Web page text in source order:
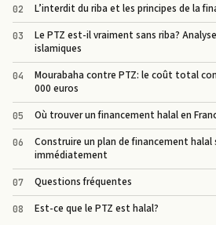
L’interdit du riba et les principes de la
Le PTZ est-il vraiment sans riba?
islamiques
Mourabaha contre PTZ: le coût total
000 euros
Où trouver un financement halal en
Construire un plan de financement halal
immédiatement
Questions fréquentes
Est-ce que le PTZ est halal?